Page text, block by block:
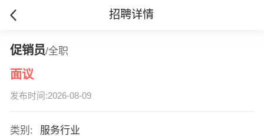
招聘详情
促销员/全职
面议
发布时间:2026-08-09
类别:
服务行业